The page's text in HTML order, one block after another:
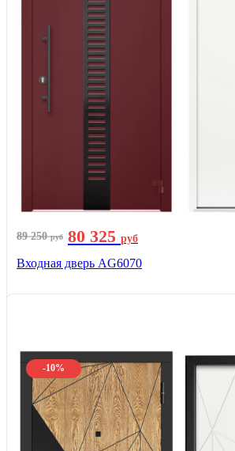
89 250руб 80 325 руб
Входная дверь AG6070
-10%